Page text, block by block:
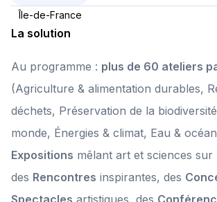
Île-de-France
La solution
Au programme : plus de 60 ateliers
(Agriculture & alimentation durables,
déchets, Préservation de la
monde, Énergies & climat, Eau &
Expositions mêlant art et sciences sur
des Rencontres inspirantes, des
Spectacles artistiques, des